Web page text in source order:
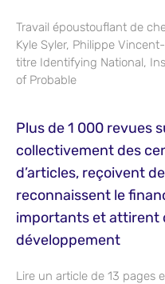
Travail époustouflant de
Kyle Syler, Philippe
titre Identifying National,
of Probable
Plus de 1 000 revues
collectivement des
d’articles, reçoivent
reconnaissent le
importants et attirent
développement
Lire un article de 13 pages